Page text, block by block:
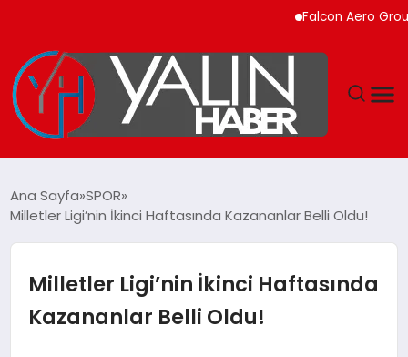
Falcon Aero Group,
DÜNYA
EKONOMİ
Ana Sayfa SPOR
Milletler Ligi’nin İkinci Haftasında Kazananlar Belli Oldu!
Milletler Ligi’nin İkinci Haftasında
Kazananlar Belli Oldu!